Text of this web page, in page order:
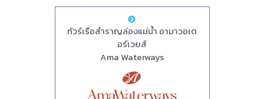
ทัวร์เรือสำราญล่องแม่น้ำ อามาวอเต
อร์เวยส์
Ama Waterways